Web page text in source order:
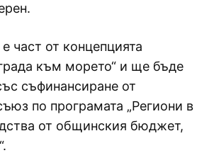
част от концепцията
към морето“ и ще бъде
съфинансиране от
по програмата „Региони в
от общинския бюджет,